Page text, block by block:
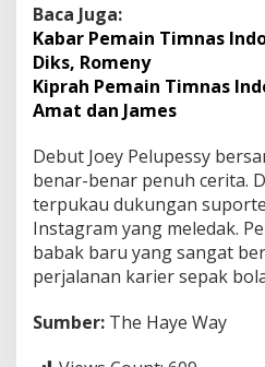
Baca Juga:
Kabar Pemain Timnas
Diks, Romeny
Kiprah Pemain Timnas
Amat dan James
Debut Joey Pelupessy
benar-benar penuh cerita.
terpukau dukungan
Instagram yang meledak.
babak baru yang sangat
perjalanan karier sepak
Sumber: The Haye Way